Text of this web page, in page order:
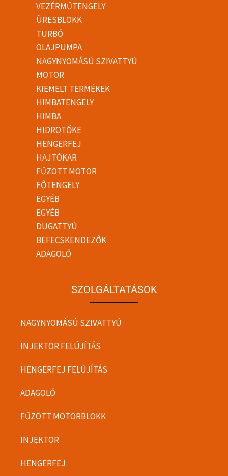
VEZÉRMŰTENGELY
ÜRESBLOKK
TURBÓ
OLAJPUMPA
NAGYNYOMÁSÚ SZIVATTYÚ
MOTOR
KIEMELT TERMÉKEK
HIMBATENGELY
HIMBA
HIDROTŐKE
HENGERFEJ
HAJTÓKAR
FŰZÖTT MOTOR
FŐTENGELY
EGYÉB
EGYÉB
DUGATTYÚ
BEFECSKENDEZŐK
ADAGOLÓ
SZOLGÁLTATÁSOK
NAGYNYOMÁSÚ SZIVATTYÚ
INJEKTOR FELÚJÍTÁS
HENGERFEJ FELÚJÍTÁS
ADAGOLÓ
FŰZÖTT MOTORBLOKK
INJEKTOR
HENGERFEJ